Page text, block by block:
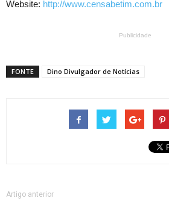
Website: http://www.censabetim.com.br
Publicidade
FONTE Dino Divulgador de Notícias
Artigo anterior